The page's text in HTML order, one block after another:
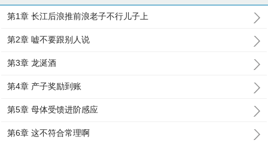
第1章 长江后浪推前浪老子不行儿子上
第2章 嘘不要跟别人说
第3章 龙涎酒
第4章 产子奖励到账
第5章 母体受馈进阶感应
第6章 这不符合常理啊